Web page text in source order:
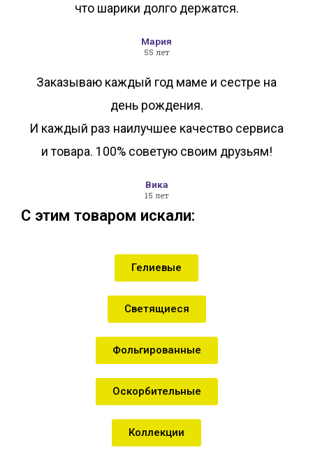
что шарики долго держатся.
Мария
55 лет
Заказываю каждый год маме и сестре на
день рождения.
И каждый раз наилучшее качество сервиса
и товара. 100% советую своим друзьям!
Вика
15 лет
С этим товаром искали:
Гелиевые
Светящиеся
Фольгированные
Оскорбительные
Коллекции